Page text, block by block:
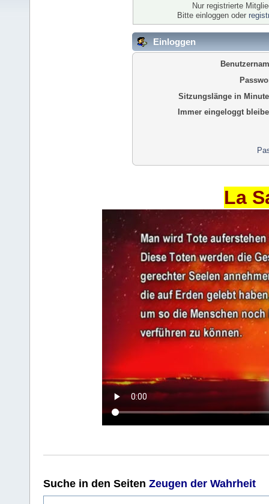
Nur registrierte
Bitte einloggen oder
Einloggen
Sitzungslänge in
Immer eingeloggt
La
Suche in den Seiten Zeugen der Wahrheit